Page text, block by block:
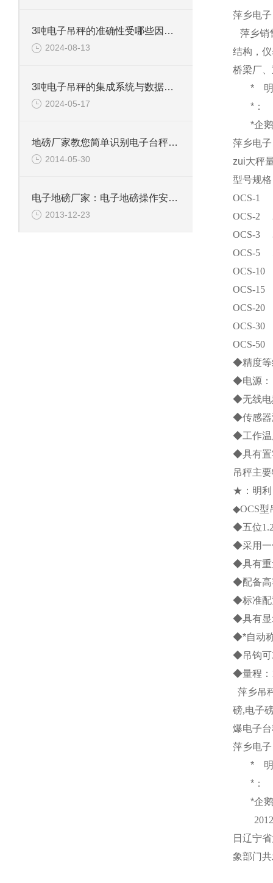
3吨电子吊秤的准确性受哪些因素影响？
2024-08-13
3吨电子吊秤的集成系统与数据分析
2024-05-17
地磅厂家教您简单识别电子台秤是否缺斤短两
2014-05-30
电子地磅厂家：电子地磅操作安全性
2013-12-23
萍乡电
萍乡销
结构，
桥梁厂
*
*：
*企
萍乡电
zui大秤
型号规格
OCS-1
OCS-2
OCS-3
OCS-5
OCS-10
OCS-15
OCS-20
OCS-30
OCS-50
◆精度等
◆电源：
◆无线电
◆传感器
◆工作温
◆具有置
吊秤主
★：明利
◆OCS型
◆五位
◆采用一
◆具有重
◆配备高
◆标准配
◆具有显
◆*自动
◆吊钩可
◆量程：
萍乡吊
磅,电子
爆电子
萍乡电
*
*：
*企
2012
日 辽宁
象部门